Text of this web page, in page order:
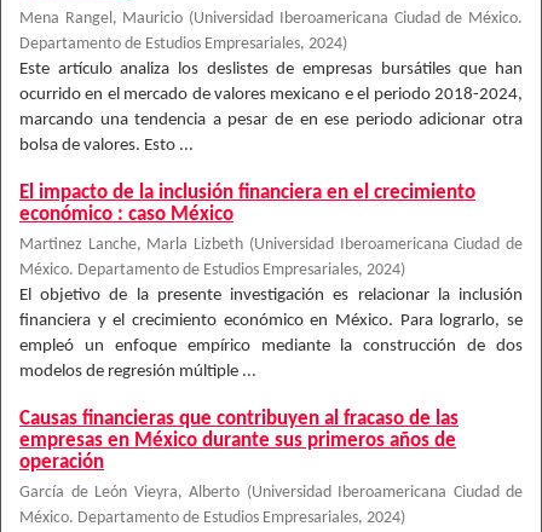
Mena Rangel, Mauricio (Universidad Iberoamericana Ciudad de México.
Departamento de Estudios Empresariales, 2024)
Este artículo analiza los deslistes de empresas bursátiles que han
ocurrido en el mercado de valores mexicano e el periodo 2018-2024,
marcando una tendencia a pesar de en ese periodo adicionar otra
bolsa de valores. Esto ...
El impacto de la inclusión financiera en el crecimiento
económico : caso México
Martinez Lanche, Marla Lizbeth (Universidad Iberoamericana Ciudad de
México. Departamento de Estudios Empresariales, 2024)
El objetivo de la presente investigación es relacionar la inclusión
financiera y el crecimiento económico en México. Para lograrlo, se
empleó un enfoque empírico mediante la construcción de dos
modelos de regresión múltiple ...
Causas financieras que contribuyen al fracaso de las
empresas en México durante sus primeros años de
operación
García de León Vieyra, Alberto (Universidad Iberoamericana Ciudad de
México. Departamento de Estudios Empresariales, 2024)